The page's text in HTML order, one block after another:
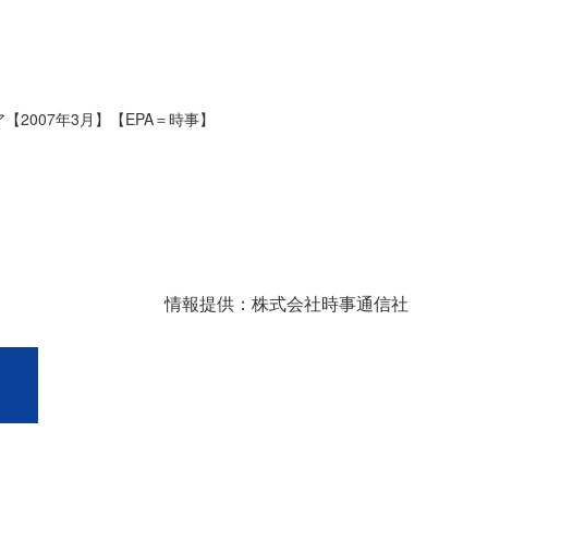
2007年3月】【EPA＝時事】
情報提供：株式会社時事通信社